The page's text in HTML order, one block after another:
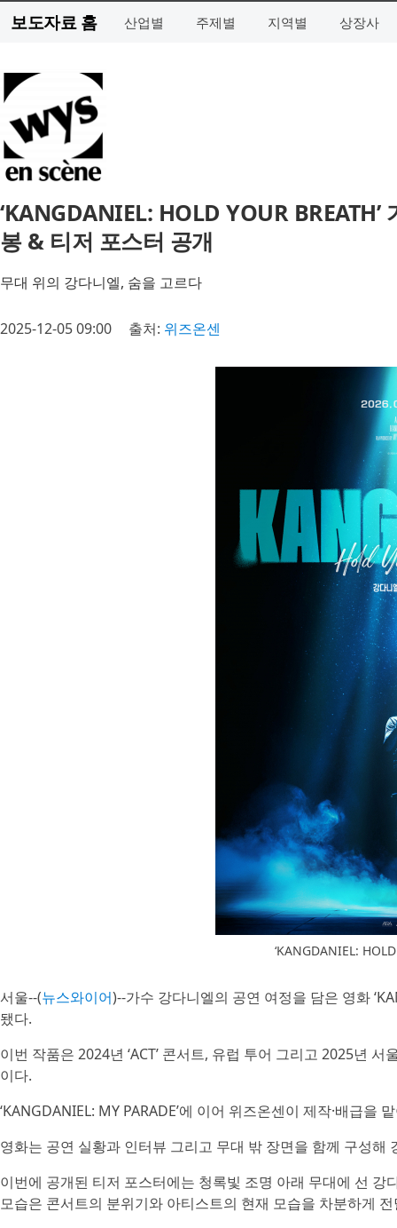
보도자료 홈 산업별 주제별 지역별 상장사
‘KANGDANIEL: HOLD YOUR
봉 & 티저 포스터 공개
무대 위의 강다니엘, 숨을 고르다
2025-12-05 09:00 출처: 위즈온센
‘KANGDANIEL:
서울--(뉴스와이어)--가수 강다니엘의 공연 여정을 담은 영화
됐다.
이번 작품은 2024년 ‘ACT’ 콘서트, 유럽 투어 그리고 2025년
이다.
‘KANGDANIEL: MY PARADE’에 이어 위즈온센이 제작·배급
영화는 공연 실황과 인터뷰 그리고 무대 밖 장면을 함께 구성
이번에 공개된 티저 포스터에는 청록빛 조명 아래 무대에 선
모습은 콘서트의 분위기와 아티스트의 현재 모습을 차분하게